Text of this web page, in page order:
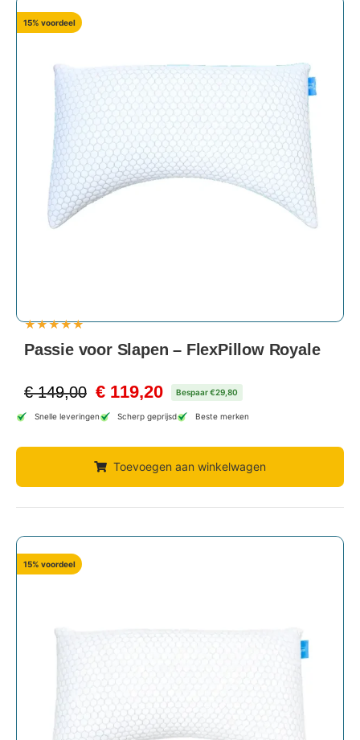
15% voordeel
★★★★★
Passie voor Slapen – FlexPillow Royale
€149,00 € 119,20 Bespaar €29,80
Snelle leveringen Scherp geprijsd Beste merken
Toevoegen aan winkelwagen
15% voordeel